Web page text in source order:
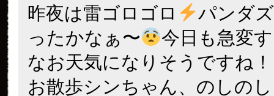
昨夜は雷ゴロゴロ
パンダ
ったかなぁ〜
今日も急変
なお天気になりそうですね！
お散歩シンちゃん、のしのし